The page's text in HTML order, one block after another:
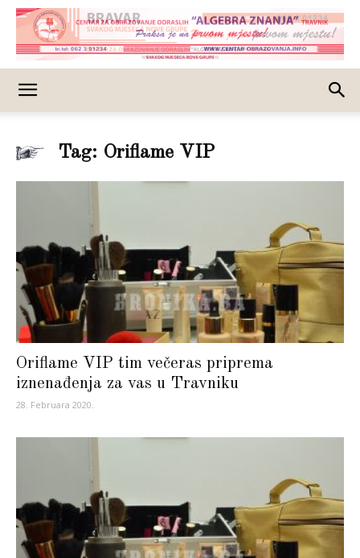
Tag: Oriflame VIP
Oriflame VIP tim večeras priprema
iznenađenja za vas u Travniku
28. Februara 2020.